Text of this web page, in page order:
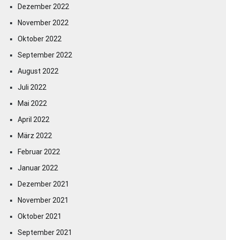
Dezember 2022
November 2022
Oktober 2022
September 2022
August 2022
Juli 2022
Mai 2022
April 2022
März 2022
Februar 2022
Januar 2022
Dezember 2021
November 2021
Oktober 2021
September 2021